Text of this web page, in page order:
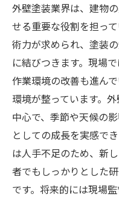
外壁塗装業界は、建物
せる重要な役割を担っ
術力が求められ、塗装
に結びつきます。現場
作業環境の改善も進ん
環境が整っています。
中心で、季節や天候の
としての成長を実感で
は人手不足のため、新
者でもしっかりとした
です。将来的には現場